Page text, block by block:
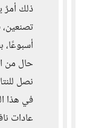
ذلك أمرٌ
تصنعين،
أسبوعًا،
حال من
نصل
في هذا
عادات